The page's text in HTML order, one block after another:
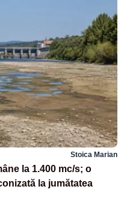
Stoica Marian
la 1.400 mc/s; o
la jumătatea